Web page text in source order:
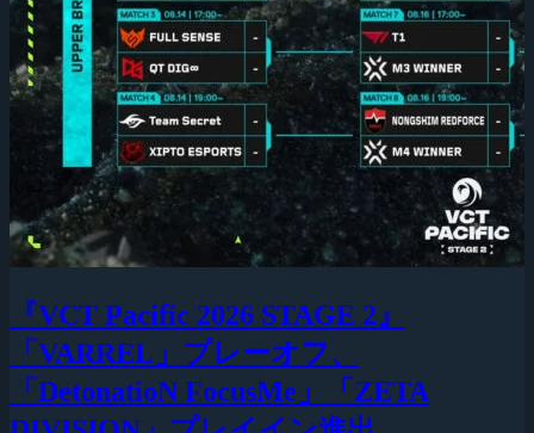
『VCT Pacific 2026 STAGE 2』
「VARREL」プレーオフ、
「DetonatioN FocusMe」「ZETA